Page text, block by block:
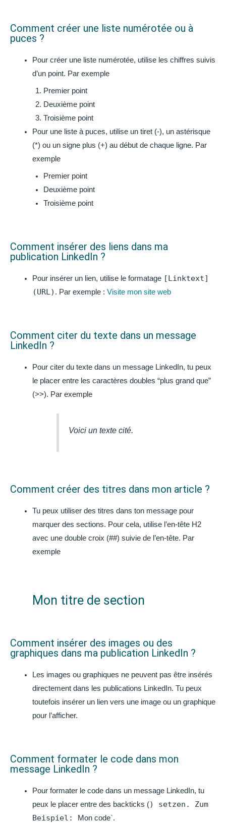
Comment créer une liste numérotée ou à
puces ?
Pour créer une liste numérotée, utilise les chiffres suivis
d’un point. Par exemple
Premier point
Deuxième point
Troisième point
Pour une liste à puces, utilise un tiret (-), un astérisque
(*) ou un signe plus (+) au début de chaque ligne. Par
exemple
Premier point
Deuxième point
Troisième point
Comment insérer des liens dans ma
publication LinkedIn ?
Pour insérer un lien, utilise le formatage [Linktext]
(URL) . Par exemple : Visite mon site web
Comment citer du texte dans un message
LinkedIn ?
Pour citer du texte dans un message LinkedIn, tu peux
le placer entre les caractères doubles “plus grand que”
(>>). Par exemple
Voici un texte cité.
Comment créer des titres dans mon article ?
Tu peux utiliser des titres dans ton message pour
marquer des sections. Pour cela, utilise l’en-tête H2
avec une double croix (##) suivie de l’en-tête. Par
exemple
Mon titre de section
Comment insérer des images ou des
graphiques dans ma publication LinkedIn ?
Les images ou graphiques ne peuvent pas être insérés
directement dans les publications LinkedIn. Tu peux
toutefois insérer un lien vers une image ou un graphique
pour l’afficher.
Comment formater le code dans mon
message LinkedIn ?
Pour formater le code dans un message LinkedIn, tu
peux le placer entre des backticks () setzen. Zum
Beispiel:
Mon code`.